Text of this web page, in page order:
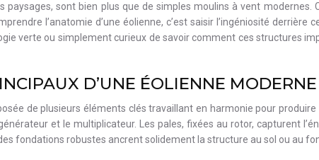
paysages, sont bien plus que de simples moulins à vent
l’anatomie d’une éolienne, c’est saisir l’ingéniosité
verte ou simplement curieux de savoir comment ces structures
D’UNE ÉOLIENNE MODERNE
de plusieurs éléments clés travaillant en harmonie pour
et le multiplicateur. Les pales, fixées au rotor, capturent
fondations robustes ancrent solidement la structure au sol ou au